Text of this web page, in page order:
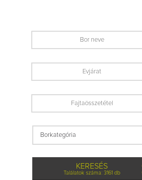
KERESÉS
Találatok száma: 3161 db